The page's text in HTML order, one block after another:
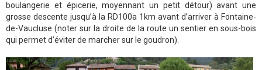
boulangerie et épicerie, moyennant un petit détour) avant une
grosse descente jusqu’à la RD100a 1km avant d’arriver à Fontaine-
de-Vaucluse (noter sur la droite de la route un sentier en sous-bois
qui permet d’éviter de marcher sur le goudron).